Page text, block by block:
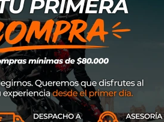
Neumático
SKU485
$42.900
Neumáticos
que les da excelente